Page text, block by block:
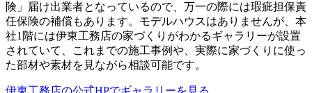
険」届け出業者となっているので、万一の際には瑕疵担保責
任保険の補償もあります。モデルハウスはありませんが、本
社1階には伊東工務店の家づくりがわかるギャラリーが設置
されていて、これまでの施工事例や、実際に家づくりに使っ
た部材や素材を見ながら相談可能です。
伊東工務店の公式HPでギャラリーを見る